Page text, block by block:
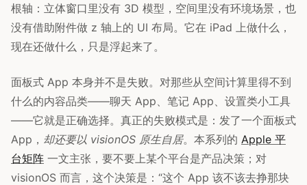
根轴：立体窗口里没有 3D 模型，空间里没有环境场景，也
没有借助附件做 z 轴上的 UI 布局。它在 iPad 上做什么，
现在还做什么，只是浮起来了。
面板式 App 本身并不是失败。对那些从空间计算里得不到
什么的内容品类——聊天 App、笔记 App、设置类小工具
——它就是正确选择。真正的失败模式是：发了一个面板式
App， 却还要以 visionOS 原生自居。本系列的 Apple 平
台矩阵 一文主张，要不要上某个平台是产品决策；对
visionOS 而言，这个决策是：“这个 App 该不该去挣那块